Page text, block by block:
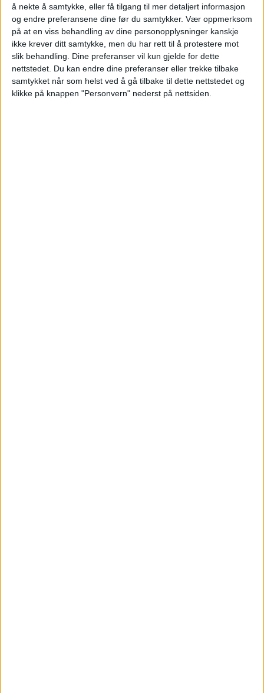
å nekte å samtykke, eller få tilgang til mer detaljert informasjon
og endre preferansene dine før du samtykker. Vær oppmerksom
på at en viss behandling av dine personopplysninger kanskje
ikke krever ditt samtykke, men du har rett til å protestere mot
slik behandling. Dine preferanser vil kun gjelde for dette
nettstedet. Du kan endre dine preferanser eller trekke tilbake
samtykket når som helst ved å gå tilbake til dette nettstedet og
klikke på knappen "Personvern" nederst på nettsiden.